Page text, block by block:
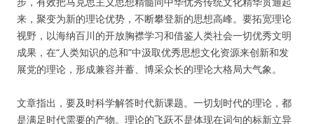
来，聚变为新的理论优势，不断攀登新的思想高峰。要拓宽理论
视野，以海纳百川的开放胸襟学习和借鉴人类社会一切优秀文明
成果，在“人类知识的总和”中汲取优秀思想文化资源来创新和发
展党的理论，形成兼容并蓄、博采众长的理论大格局大气象。
文章指出，要及时科学解答时代新课题。一切划时代的理论，都
是满足时代需要的产物。理论的飞跃不是体现在词句的标新立异